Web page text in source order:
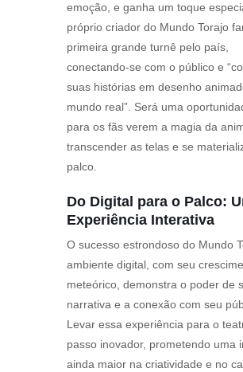
emoção, e ganha um toque
próprio criador do Mundo Torajo
primeira grande turnê pelo país,
conectando-se com o público e
suas histórias em desenho
mundo real”. Será uma
para os fãs verem a magia da
transcender as telas e se
palco.
Do Digital para o Palco:
Experiência Interativa
O sucesso estrondoso do Mundo
ambiente digital, com seu
meteórico, demonstra o poder de
narrativa e a conexão com seu
Levar essa experiência para o
passo inovador, prometendo uma
ainda maior na criatividade e no